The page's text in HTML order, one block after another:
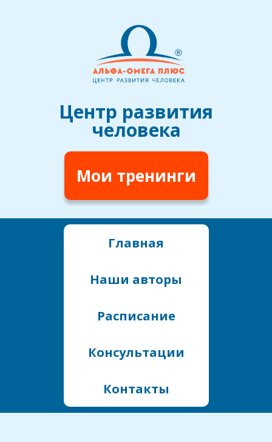
Центр развития
человека
Мои тренинги
Главная
Наши авторы
Расписание
Консультации
Контакты